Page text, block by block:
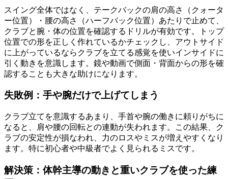
スイング全体ではなく、テークバックの肩の高さ（クォータ
ー位置）・腰の高さ（ハーフバック位置）あたりで止めて、
クラブと腕・体の位置を確認するドリルが有効です。トップ
位置での形を正しく作れているかチェックし、アウトサイド
に上がっているならクラブを立てる感覚を使いインサイドに
引く動きを意識します。鏡や動画で側面・背面からの形を確
認することも大きな助けになります。
失敗例：手や腕だけで上げてしまう
クラブ立てを意識するあまり、手首や腕の働きに頼りがちに
なると、肩や腰の回転との連動が失われます。この結果、ク
ラブの安定性が損なわれ、力のロスやミスが増えやすくなり
ます。特に初心者や中級者でよく見られるミスです。
解決策：体幹主導の動きと重いクラブを使った練